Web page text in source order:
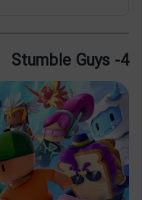
4- Stumble Guys